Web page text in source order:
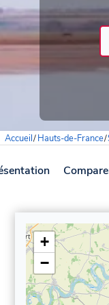
Accueil/Hauts-de-France/
+
−